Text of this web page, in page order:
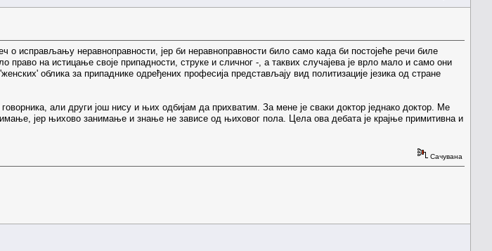
о исправљању неравноправности, јер би неравноправности било само када би постојеће речи биле
на истицање своје припадности, струке и сличног -, а таквих случајева је врло мало и само они
облика за припаднике одређених професија представљају вид политизације језика од стране
али други још нису и њих одбијам да прихватим. За мене је сваки доктор једнако доктор. Ме
јер њихово занимање и знање не зависе од њиховог пола. Цела ова дебата је крајње примитивна и
Сачувана